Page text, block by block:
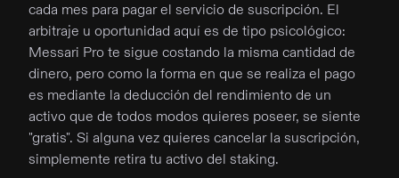
cada mes para pagar el servicio de suscripción. El
arbitraje u oportunidad aquí es de tipo psicológico:
Messari Pro te sigue costando la misma cantidad de
dinero, pero como la forma en que se realiza el pago
es mediante la deducción del rendimiento de un
activo que de todos modos quieres poseer, se siente
"gratis". Si alguna vez quieres cancelar la suscripción,
simplemente retira tu activo del staking.